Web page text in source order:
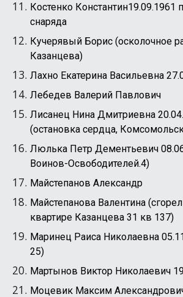
Костенко Константин19.09.1961
снаряда
Кучерявый Борис (осколочное
Казанцева)
Лахно Екатерина Васильевна
Лебедев Валерий Павлович
Лисанец Нина Дмитриевна
(остановка сердца,
Люлька Петр Дементьевич
Воинов-Освободителей.4)
Майстепанов Александр
Майстепанова Валентина
квартире Казанцева 31 кв 137)
Маринец Раиса Николаевна
25)
Мартынов Виктор Николаевич
Моцевик Максим